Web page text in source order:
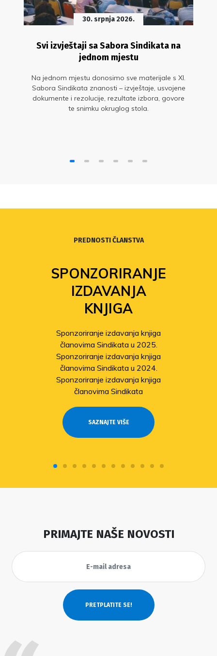
30. srpnja 2026.
Svi izvještaji sa Sabora Sindikata na
jednom mjestu
Na jednom mjestu donosimo sve materijale s XI.
Sabora Sindikata znanosti – izvještaje, usvojene
dokumente i rezolucije, rezultate izbora, govore
te snimku okruglog stola.
PREDNOSTI ČLANSTVA
SPONZORIRANJE
IZDAVANJA
KNJIGA
Sponzoriranje izdavanja knjiga
članovima Sindikata u 2025.
Sponzoriranje izdavanja knjiga
članovima Sindikata u 2024.
Sponzoriranje izdavanja knjiga
članovima Sindikata
SAZNAJTE VIŠE
PRIMAJTE NAŠE NOVOSTI